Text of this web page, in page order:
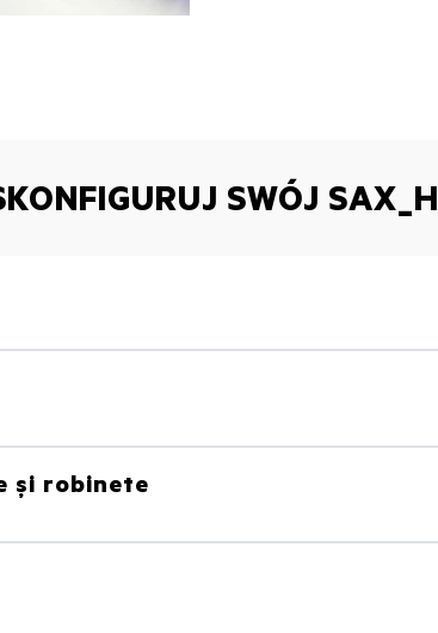
SWÓJ SAX_H
și robinete